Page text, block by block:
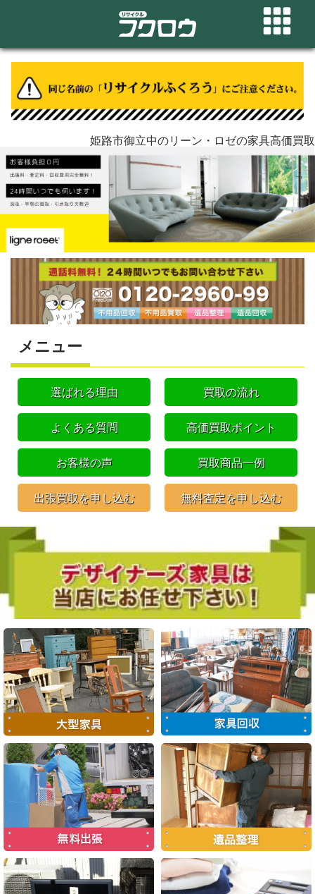
姫路市御立中のリーン・ロゼの家具高価買取
メニュー
選ばれる理由 買取の流れ
よくある質問 高価買取ポイント
お客様の声 買取商品一例
出張買取を申し込む 無料査定を申し込む